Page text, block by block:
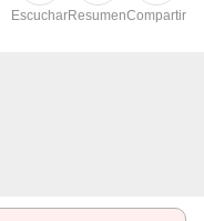
EscucharResumenCompartir